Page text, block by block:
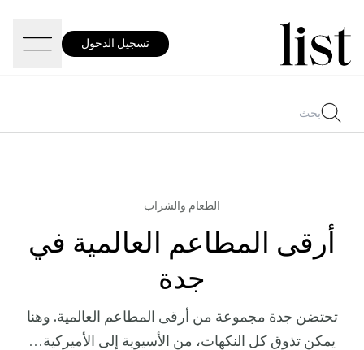
تسجيل الدخول
الطعام والشراب
أرقى المطاعم العالمية في
جدة
تحتضن جدة مجموعة من أرقى المطاعم العالمية. وهنا
يمكن تذوق كل النكهات، من الأسيوية إلى الأميركية…